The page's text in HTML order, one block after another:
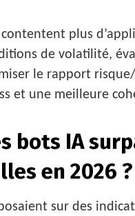
contentent plus
de volatilité,
le rapport
et une meilleure
bots IA
en 2026 ?
sur des